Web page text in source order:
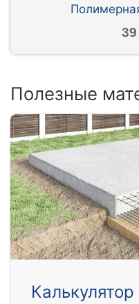
Полезные